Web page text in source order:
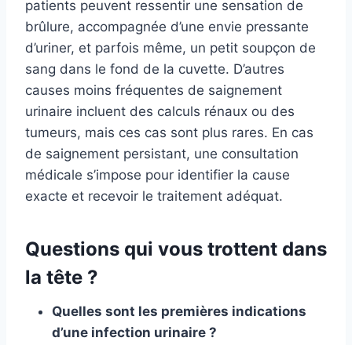
patients peuvent ressentir une sensation de
brûlure, accompagnée d’une envie pressante
d’uriner, et parfois même, un petit soupçon de
sang dans le fond de la cuvette. D’autres
causes moins fréquentes de saignement
urinaire incluent des calculs rénaux ou des
tumeurs, mais ces cas sont plus rares. En cas
de saignement persistant, une consultation
médicale s’impose pour identifier la cause
exacte et recevoir le traitement adéquat.
Questions qui vous trottent dans
la tête ?
Quelles sont les premières indications
d’une infection urinaire ?